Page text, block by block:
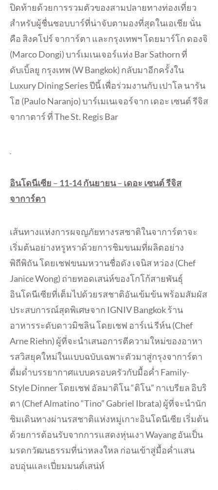
ปิดท้ายด้วยการรวมตัวของสามปลายทางท่องเที่ยว
สำหรับผู้ชื่นชอบบาร์ที่น่าจับตามองที่สุดในเอเชีย นั่น
คือ สิงคโปร์ จาการ์ตา และกรุงเทพฯ โดยมาร์โก ดองจิ
(Marco Dongi) บาร์เมเนเจอร์แห่ง Bar Sathorn ที่
ดับเบิ้ลยู กรุงเทพ (W Bangkok) กลับมาอีกครั้งใน
Luxury Dining Series ปีนี้ เพื่อร่วมงานกับ เปาโล นารัน
โฮ (Paulo Naranjo) บาร์เมเนเจอร์จาก เดอะ เซนต์ รีจิส
จากาตาร์ ที่ The St. Regis Bar
อินโดนีเซีย – 11-14กันยายน– เดอะ เซนต์ รีจิส
จาการ์ตา
เส้นทางแห่งการผจญภัยทางรสชาติในจาการ์ตาจะ
เริ่มต้นอย่างหรูหราด้วยการชิมขนมที่ผลิตอย่าง
พิถีพิถัน โดยเชฟขนมหวานชื่อดัง เจนิส หว่อง (Chef
Janice Wong) ถ่ายทอดเสน่ห์ของโกโก้สายพันธุ์
อินโดนีเซียที่เต็มไปด้วยรสชาติอันเข้มข้น พร้อมสัมผัส
ประสบการณ์สุดพิเศษจาก IGNIV Bangkok ร้าน
อาหารระดับดาวมิชลิน โดยเชฟ อาร์เน่ รีห์น (Chef
Arne Riehn) ผู้ที่จะนำเสนอการตีความใหม่ของอาหา
รสวิสยุคใหม่ในแบบฉบับเฉพาะตัวมาสู่กรุงจาการ์ตา
ดื่มด่ำบรรยากาศแบบครอบครัวกับมื้อค่ำ Family-
Style Dinner โดยเชฟ อัลมาติโน “ติโน” กาเบรียล อิบริ
ตา (Chef Almatino “Tino” Gabriel Ibrata) ผู้ที่จะนำนัก
ชิมเดินทางผ่านรสชาติแห่งหมู่เกาะอินโดนีเซีย เริ่มต้น
ด้วยการต้อนรับจากการแสดงหุ่นเงา Wayang อันเป็น
มรดกวัฒนธรรมที่น่าหลงใหล ก่อนเข้าสู่มื้อค่ำแสน
อบอุ่นและเปี่ยมมนต์เสน่ห์